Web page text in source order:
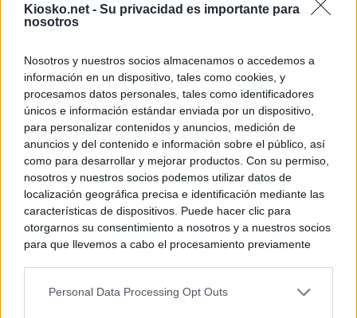
Kiosko.net - Su privacidad es importante para
nosotros
Nosotros y nuestros socios almacenamos o accedemos a
información en un dispositivo, tales como cookies, y
procesamos datos personales, tales como identificadores
únicos e información estándar enviada por un dispositivo,
para personalizar contenidos y anuncios, medición de
anuncios y del contenido e información sobre el público, así
como para desarrollar y mejorar productos. Con su permiso,
nosotros y nuestros socios podemos utilizar datos de
localización geográfica precisa e identificación mediante las
características de dispositivos. Puede hacer clic para
otorgarnos su consentimiento a nosotros y a nuestros socios
para que llevemos a cabo el procesamiento previamente
negar su consentimiento. Tenga en cuenta que algún
Personal Data Processing Opt Outs